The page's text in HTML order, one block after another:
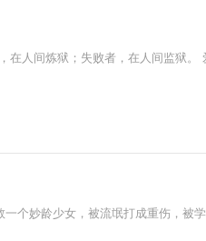
人间炼狱；失败者，在人间监狱
个妙龄少女，被流氓打成重伤，被